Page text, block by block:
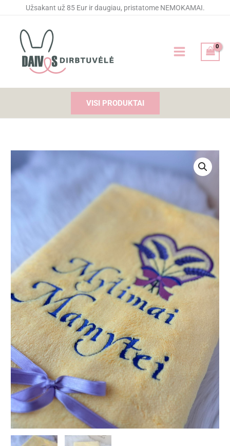
Užsakant už 85 Eur ir daugiau, pristatome NEMOKAMAI.
VISI PRODUKTAI
kiekis:
Siuvinėtas